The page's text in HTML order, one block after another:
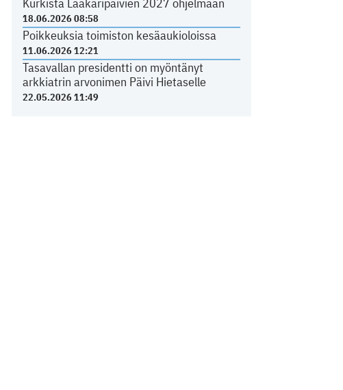
18.06.2026 08:58
Poikkeuksia toimiston kesäaukioloissa
11.06.2026 12:21
Tasavallan presidentti on myöntänyt
arkkiatrin arvonimen Päivi Hietaselle
22.05.2026 11:49